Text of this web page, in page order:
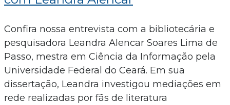
Confira nossa entrevista com a bibliotecária e
pesquisadora Leandra Alencar Soares Lima de
Passo, mestra em Ciência da Informação pela
Universidade Federal do Ceará. Em sua
dissertação, Leandra investigou mediações em
rede realizadas por fãs de literatura